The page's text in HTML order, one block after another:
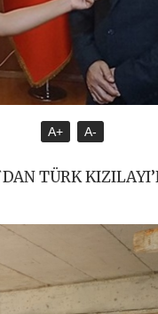
A+ A-
TÜRK